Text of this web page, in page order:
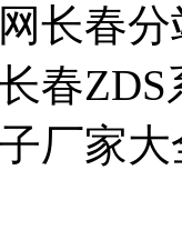
长春
春
厂家